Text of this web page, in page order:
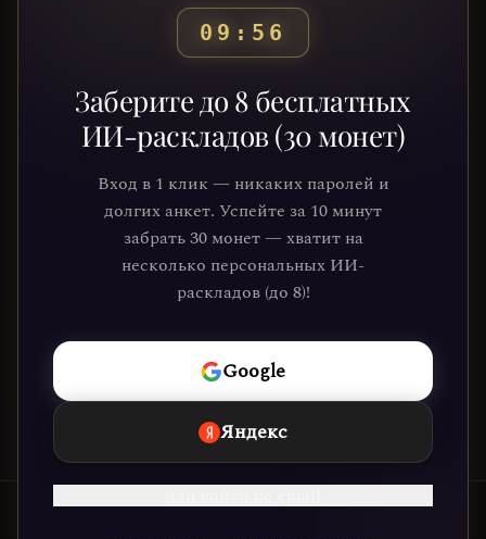
09:53
Заберите до 8 бесплатных
ИИ-раскладов (30 монет)
Вход в 1 клик — никаких паролей и
долгих анкет. Успейте за 10 минут
забрать 30 монет — хватит на
несколько персональных ИИ-
раскладов (до 8)!
Google
Яндекс
Готовы узнать свой
путь?
Присоединяйтесь к тысячам людей,
которые обрели ясность и понимание
через нашу платформу. Ваше
путешествие к себе уже ждёт.
НАЧАТЬ